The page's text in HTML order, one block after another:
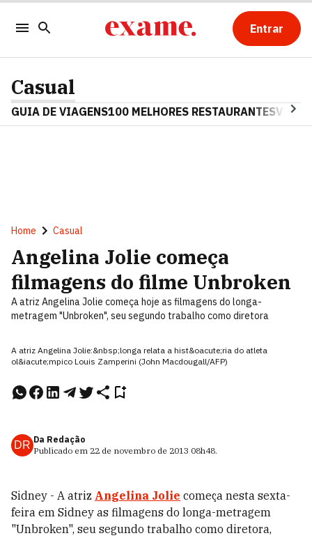
Entrar
Casual
GUIA DE VIAGENS100 MELHORES RESTAURANTES
Home Casual
Angelina Jolie começa
filmagens do filme Unbroken
A atriz Angelina Jolie começa hoje as filmagens do longa-
metragem "Unbroken", seu segundo trabalho como diretora
A atriz Angelina Jolie:&nbsp;longa relata a hist&oacute;ria do atleta
ol&iacute;mpico Louis Zamperini (John Macdougall/AFP)
DR Da Redação
Publicado em 22 de novembro de 2013 08h48.
Sidney - A atriz Angelina Jolie começa nesta sexta-
feira em Sidney as filmagens do longa-metragem
"Unbroken", seu segundo trabalho como diretora,